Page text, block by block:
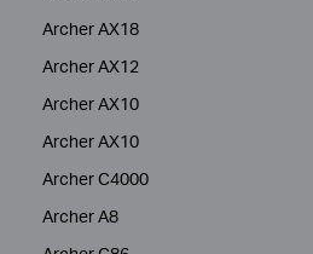
Archer AX18
Archer AX12
Archer AX10
Archer AX10
Archer C4000
Archer A8